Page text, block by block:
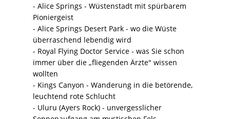
- Alice Springs - Wüstenstadt mit spürbarem
Pioniergeist
- Alice Springs Desert Park - wo die Wüste
überraschend lebendig wird
- Royal Flying Doctor Service - was Sie schon
immer über die „fliegenden Ärzte" wissen
wollten
- Kings Canyon - Wanderung in die betörende,
leuchtend rote Schlucht
- Uluru (Ayers Rock) - unvergesslicher